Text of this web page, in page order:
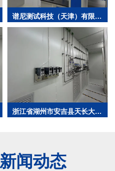
缝盘管
谱尼测试科技（天津）有限公
司
浙江省湖州市安吉县天长大道
芯科半导体有限公司
闻动态